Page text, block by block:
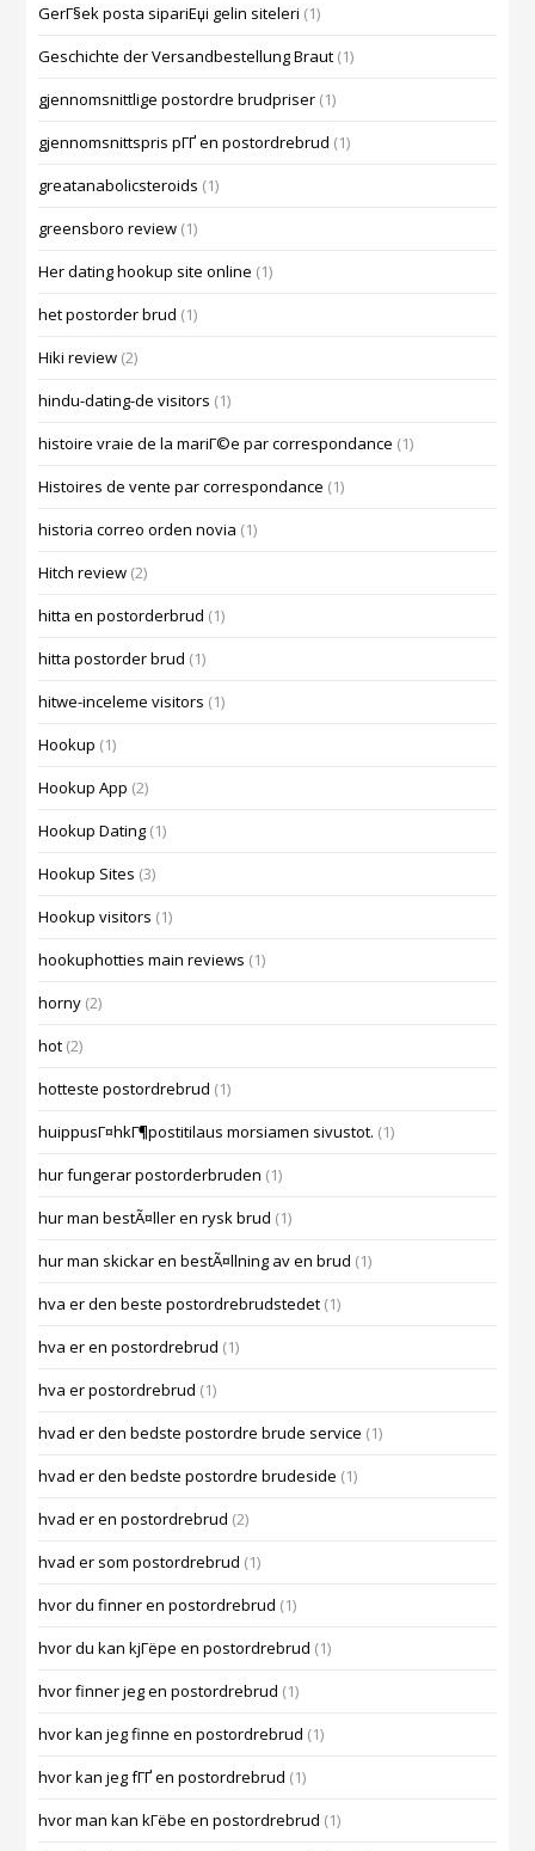
GerГ§ek posta sipariЕџi gelin siteleri (1)
Geschichte der Versandbestellung Braut (1)
gjennomsnittlige postordre brudpriser (1)
gjennomsnittspris pГҐ en postordrebrud (1)
greatanabolicsteroids (1)
greensboro review (1)
Her dating hookup site online (1)
het postorder brud (1)
Hiki review (2)
hindu-dating-de visitors (1)
histoire vraie de la mariГ©e par correspondance (1)
Histoires de vente par correspondance (1)
historia correo orden novia (1)
Hitch review (2)
hitta en postorderbrud (1)
hitta postorder brud (1)
hitwe-inceleme visitors (1)
Hookup (1)
Hookup App (2)
Hookup Dating (1)
Hookup Sites (3)
Hookup visitors (1)
hookuphotties main reviews (1)
horny (2)
hot (2)
hotteste postordrebrud (1)
huippusГ¤hkГ¶postitilaus morsiamen sivustot. (1)
hur fungerar postorderbruden (1)
hur man bestÃ¤ller en rysk brud (1)
hur man skickar en bestÃ¤llning av en brud (1)
hva er den beste postordrebrudstedet (1)
hva er en postordrebrud (1)
hva er postordrebrud (1)
hvad er den bedste postordre brude service (1)
hvad er den bedste postordre brudeside (1)
hvad er en postordrebrud (2)
hvad er som postordrebrud (1)
hvor du finner en postordrebrud (1)
hvor du kan kjГёpe en postordrebrud (1)
hvor finner jeg en postordrebrud (1)
hvor kan jeg finne en postordrebrud (1)
hvor kan jeg fГҐ en postordrebrud (1)
hvor man kan kГёbe en postordrebrud (1)